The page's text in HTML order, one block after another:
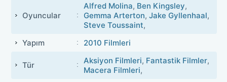
Oyuncular
Alfred Molina, Ben Kingsley,
Gemma Arterton, Jake Gyllenhaal,
Steve Toussaint,
Yapım
2010 Filmleri
Tür Aksiyon Filmleri, Fantastik Filmler,
Macera Filmleri,